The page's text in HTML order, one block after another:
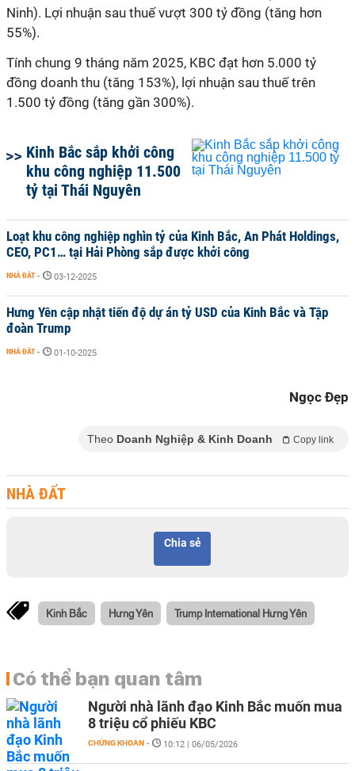
Ninh). Lợi nhuận sau thuế vượt 300 tỷ đồng (tăng hơn
55%).
Tính chung 9 tháng năm 2025, KBC đạt hơn 5.000 tỷ
đồng doanh thu (tăng 153%), lợi nhuận sau thuế trên
1.500 tỷ đồng (tăng gần 300%).
Kinh Bắc sắp khởi công
khu công nghiệp 11.500
tỷ tại Thái Nguyên
Loạt khu công nghiệp nghìn tỷ của Kinh Bắc, An Phát Holdings,
CEO, PC1… tại Hải Phòng sắp được khởi công
NHÀ ĐẤT - 03-12-2025
Hưng Yên cập nhật tiến độ dự án tỷ USD của Kinh Bắc và Tập
đoàn Trump
NHÀ ĐẤT - 01-10-2025
Ngọc Đẹp
Theo Doanh Nghiệp & Kinh Doanh Copy link
NHÀ ĐẤT
Chia sẻ
Kinh Bắc Hưng Yên Trump International Hưng Yên
Có thể bạn quan tâm
Người nhà lãnh đạo Kinh Bắc muốn mua
8 triệu cổ phiếu KBC
CHỨNG KHOÁN - 10:12 | 06/05/2026